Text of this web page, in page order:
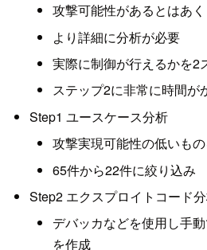
攻撃可能性があるとはあ
より詳細に分析が必要
実際に制御が行えるかを2
ステップ2に非常に時間が
Step1 ユースケース分析
攻撃実現可能性の低いも
65件から22件に絞り込み
Step2 エクスプロイトコード
デバッカなどを使用し手
を作成